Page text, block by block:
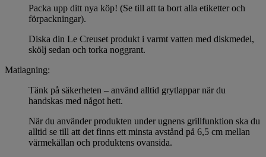
Packa upp ditt nya köp! (Se till att ta bort alla etiketter och
förpackningar).
Diska din Le Creuset produkt i varmt vatten med diskmedel,
skölj sedan och torka noggrant.
Matlagning:
Tänk på säkerheten – använd alltid grytlappar när du
handskas med något hett.
När du använder produkten under ugnens grillfunktion ska du
alltid se till att det finns ett minsta avstånd på 6,5 cm mellan
värmekällan och produktens ovansida.